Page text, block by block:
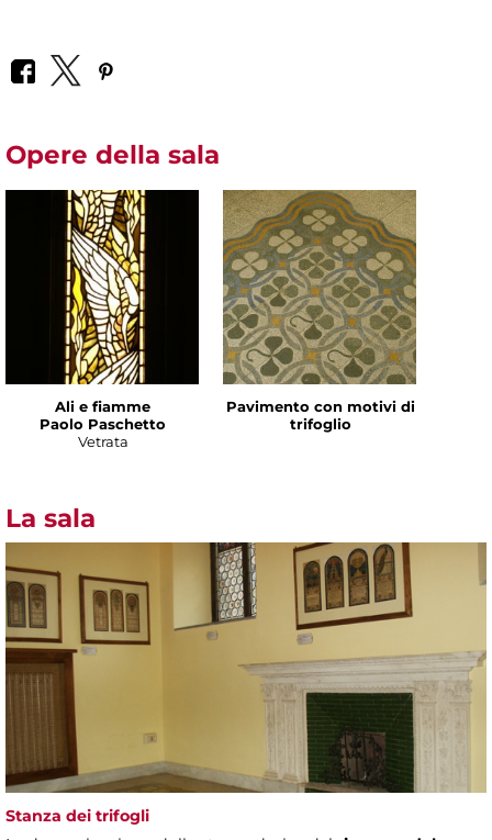
Opere della sala
Ali e fiamme
Paolo Paschetto
Vetrata
Pavimento con motivi di
trifoglio
La sala
Stanza dei trifogli